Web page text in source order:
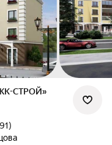
СТРОЙ»